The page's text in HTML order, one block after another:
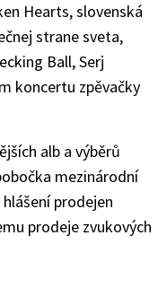
Hearts, slovenská
strane sveta,
Ball, Serj
koncertu zpěvačky
alb a výběrů
mezinárodní
prodejen
prodeje zvukových